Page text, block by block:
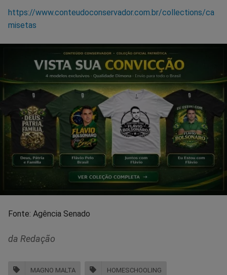
https://www.conteudoconservador.com.br/collections/ca
misetas
Fonte: Agência Senado
da Redação
MAGNO MALTA HOMESCHOOLING